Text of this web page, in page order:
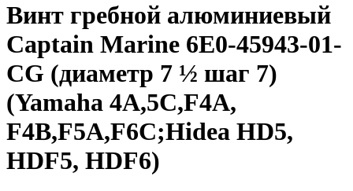
Винт гребной алюминиевый
Captain Marine 6E0-45943-01-
CG (диаметр 7 ½ шаг 7)
(Yamaha 4A,5C,F4A,
F4B,F5A,F6C;Hidea HD5,
HDF5, HDF6)